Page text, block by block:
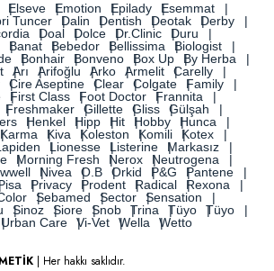
Elseve Emotion Epilady
Esemmat
Tuncer Dalin Dentish Deotak
Derby
Doal Dolce Dr.Clinic
Duru
Banat Bebedor Bellissima
Biologist
Bonhair Bonveno Box Up
By Herba
Arı Arifoğlu Arko Armelit
Carelly
Cire Aseptine Clear Colgate
Family
First Class Foot Doctor
Frannita
Freshmaker Gillette Gliss
Gülşah
Henkel Hipp Hit Hobby
Hunca
Karma Kiva Koleston Komili
Kotex
Lionesse Listerine
Markasız
Morning Fresh Nerox
Neutrogena
Nivea O.B Orkid P&G
Pantene
Privacy Prodent Radical
Rexona
Sebamed Sector
Sensation
Sinoz Siore Snob Trina Tüyo
Tüyo
Urban Care Vi-Vet Wella Wetto
| Her hakkı saklıdır.